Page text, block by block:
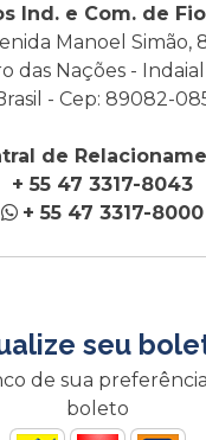
Ind. e Com. de
Manoel Simão,
das Nações - Indaial
- Cep: 89082-
de
+ 55 47 3317-8043
+ 55 47 3317-8000
seu
de sua
boleto